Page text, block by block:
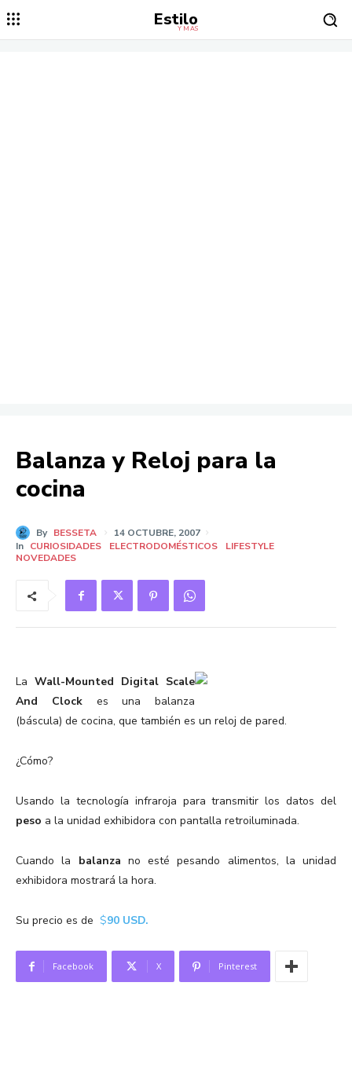
Estilo
Y MÁS
Balanza y Reloj para la
cocina
By BESSETA
14 OCTUBRE, 2007
In CURIOSIDADES ELECTRODOMÉSTICOS
LIFESTYLE
NOVEDADES
La Wall-Mounted Digital Scale
And Clockes una balanza
(báscula) de cocina, que también es un reloj de pared.
¿Cómo?
Usando la tecnología infraroja para transmitir los datos del
peso a la unidad exhibidora con pantalla retroiluminada.
Cuando la balanza no esté pesando alimentos, la unidad
exhibidora mostrará la hora.
Su precio es de $90 USD.
Facebook X Pinterest